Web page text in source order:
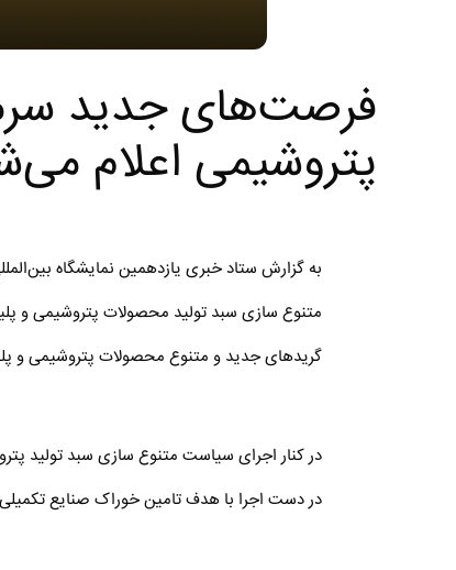
فرصت‌های جدید
پتروشیمی اعلام
به گزارش ستاد خبری یازدهمین نمایشگاه
متنوع سازی سبد تولید محصولات پتروشیمی و
گریدهای جدید و متنوع محصولات پتروشیمی و
در کنار اجرای سیاست متنوع سازی سبد تولید
در دست اجرا با هدف تامین خوراک صنایع